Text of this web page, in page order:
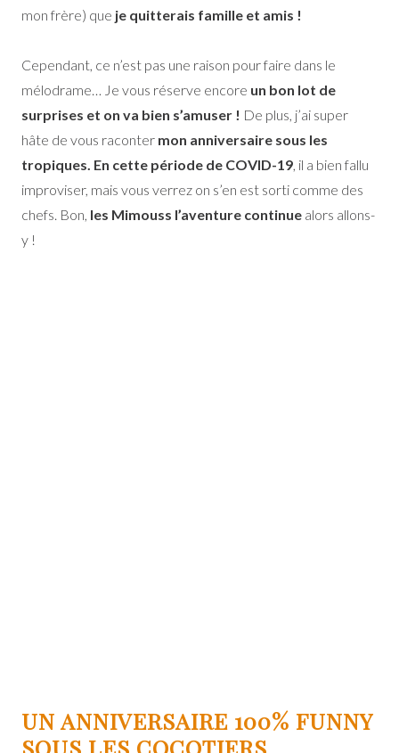
mon frère) que je quitterais famille et amis !
Cependant, ce n’est pas une raison pour faire dans le
mélodrame… Je vous réserve encore un bon lot de
surprises et on va bien s’amuser ! De plus, j’ai super
hâte de vous raconter mon anniversaire sous les
tropiques. En cette période de COVID-19, il a bien fallu
improviser, mais vous verrez on s’en est sorti comme des
chefs. Bon, les Mimouss l’aventure continue alors allons-
y !
UN ANNIVERSAIRE 100% FUNNY